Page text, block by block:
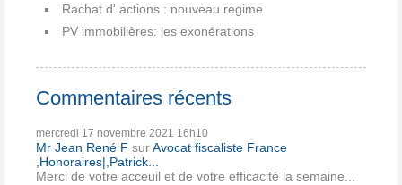
Rachat d' actions : nouveau regime
PV immobilières: les exonérations
Commentaires récents
mercredi 17 novembre 2021 16h10
Mr Jean René F surAvocat fiscaliste France
,Honoraires|,Patrick...
Merci de votre acceuil et de votre efficacité la semaine...